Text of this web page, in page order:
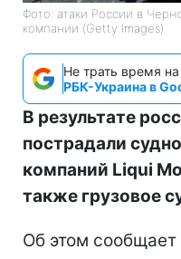
Фото: атаки России в
компании (Getty Images)
Не трать время
РБК-Украина в
В результате
пострадали
компаний Liqui
также грузовое
Об этом сообщает